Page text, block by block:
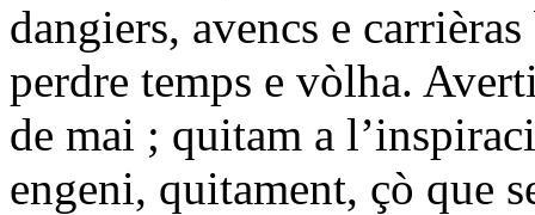
dangiers, avencs e
perdre temps e vòlha.
de mai ; quitam a
engeni, quitament, çò que